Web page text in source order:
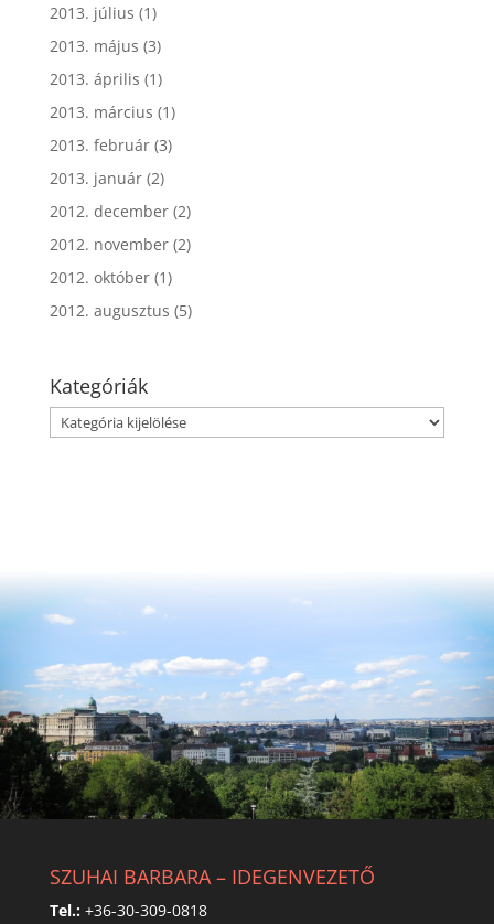
2013. július (1)
2013. május (3)
2013. április (1)
2013. március (1)
2013. február(3)
2013. január(2)
2012. december(2)
2012. november(2)
2012. október(1)
2012. augusztus (5)
Kategóriák
Kategóriák
SZUHAI BARBARA – IDEGENVEZETŐ
Tel.: +36-30-309-0818